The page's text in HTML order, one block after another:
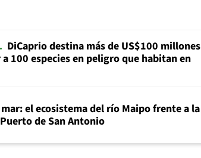
DiCaprio destina más de US$100 millones
100 especies en peligro que habitan en
el ecosistema del río Maipo frente a la
de San Antonio